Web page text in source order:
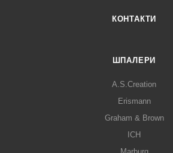
КОНТАКТИ
ШПАЛЕРИ
A.S.Creation
Erismann
Graham & Brown
ICH